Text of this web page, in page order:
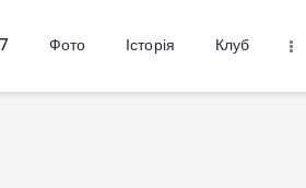
Фото Історія Клуб